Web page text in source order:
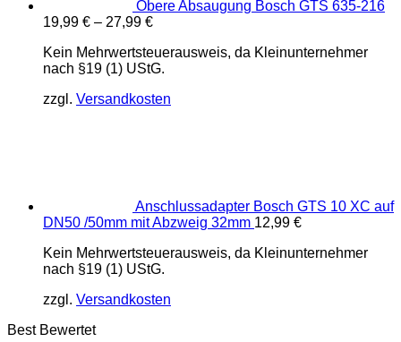
Obere Absaugung Bosch GTS 635-216
19,99 € – 27,99 €
Kein Mehrwertsteuerausweis, da Kleinunternehmer
nach §19 (1) UStG.
zzgl. Versandkosten
Anschlussadapter Bosch GTS 10 XC auf
DN50 /50mm mit Abzweig 32mm 12,99 €
Kein Mehrwertsteuerausweis, da Kleinunternehmer
nach §19 (1) UStG.
zzgl. Versandkosten
Best Bewertet